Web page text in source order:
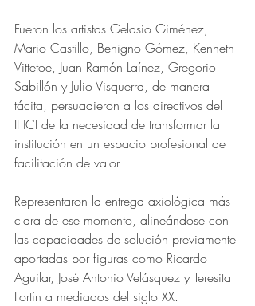
Fueron los artistas Gelasio Giménez,
Mario Castillo, Benigno Gómez, Kenneth
Vittetoe, Juan Ramón Laínez, Gregorio
Sabillón y Julio Visquerra, de manera
tácita, persuadieron a los directivos del
IHCI de la necesidad de transformar la
institución en un espacio profesional de
facilitación de valor.
Representaron la entrega axiológica más
clara de ese momento, alineándose con
las capacidades de solución previamente
aportadas por figuras como Ricardo
Aguilar, José Antonio Velásquez y Teresita
Fortín a mediados del siglo XX.